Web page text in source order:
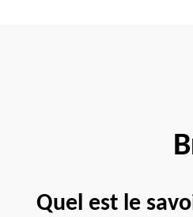
Quel est le